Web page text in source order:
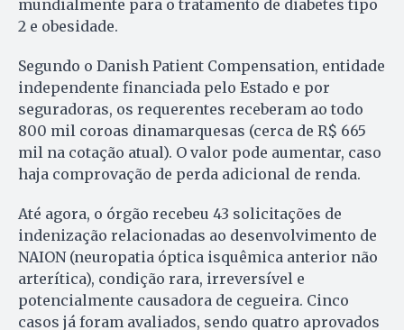
mundialmente para o tratamento de diabetes tipo
2 e obesidade.
Segundo o Danish Patient Compensation, entidade
independente financiada pelo Estado e por
seguradoras, os requerentes receberam ao todo
800 mil coroas dinamarquesas (cerca de R$ 665
mil na cotação atual). O valor pode aumentar, caso
haja comprovação de perda adicional de renda.
Até agora, o órgão recebeu 43 solicitações de
indenização relacionadas ao desenvolvimento de
NAION (neuropatia óptica isquêmica anterior não
arterítica), condição rara, irreversível e
potencialmente causadora de cegueira. Cinco
casos já foram avaliados, sendo quatro aprovados